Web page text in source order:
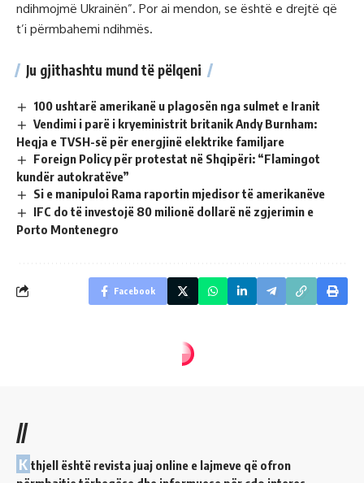
ndihmojmë Ukrainën”. Por ai mendon, se është e drejtë që
t’i përmbahemi ndihmës.
Ju gjithashtu mund të pëlqeni
100 ushtarë amerikanë u plagosën nga sulmet e Iranit
Vendimi i parë i kryeministrit britanik Andy Burnham:
Heqja e TVSH-së për energjinë elektrike familjare
Foreign Policy për protestat në Shqipëri: “Flamingot
kundër autokratëve”
Si e manipuloi Rama raportin mjedisor të amerikanëve
IFC do të investojë 80 milionë dollarë në zgjerimin e
Porto Montenegro
Facebook
//
K thjell është revista juaj online e lajmeve që ofron